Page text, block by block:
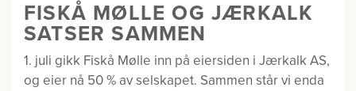
FISKÅ MØLLE OG JÆRKALK
SATSER SAMMEN
1. juli gikk Fiskå Mølle inn på eiersiden i Jærkalk AS,
og eier nå 50 % av selskapet. Sammen står vi enda